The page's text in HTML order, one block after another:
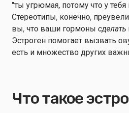
"ты угрюмая, потому что у
Стереотипы, конечно,
вы, что ваши гормоны сделать
Эстроген помогает вызвать
есть и множество других
Что такое